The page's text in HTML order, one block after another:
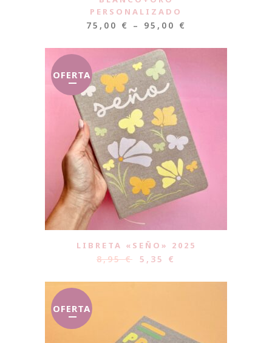
PERSONALIZADO
75,00 € – 95,00 €
OFERTA
LIBRETA «SEÑO» 2025
8,95€ 5,35 €
OFERTA